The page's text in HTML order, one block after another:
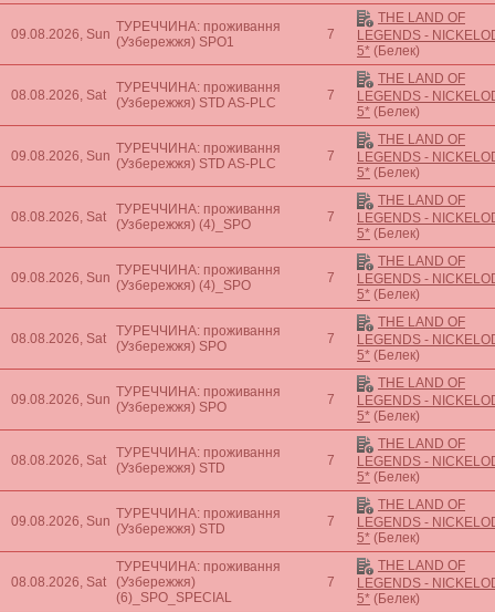
09.08.2026, Sun ТУРЕЧЧИНА: проживання
(Узбережжя) SPO1 7
THE LAND OF
LEGENDS -
5* (Белек)
08.08.2026, Sat
ТУРЕЧЧИНА: проживання
(Узбережжя) STD AS-PLC 7
THE LAND OF
LEGENDS -
5* (Белек)
09.08.2026, Sun ТУРЕЧЧИНА: проживання
(Узбережжя) STD AS-PLC 7
THE LAND OF
LEGENDS -
5* (Белек)
08.08.2026, Sat
ТУРЕЧЧИНА: проживання
(Узбережжя) (4)_SPO 7
THE LAND OF
LEGENDS -
5* (Белек)
09.08.2026, Sun ТУРЕЧЧИНА: проживання
(Узбережжя) (4)_SPO 7
THE LAND OF
LEGENDS -
5* (Белек)
08.08.2026, Sat
ТУРЕЧЧИНА: проживання
(Узбережжя) SPO 7
THE LAND OF
LEGENDS -
5* (Белек)
09.08.2026, Sun ТУРЕЧЧИНА: проживання
(Узбережжя) SPO 7
THE LAND OF
LEGENDS -
5* (Белек)
08.08.2026, Sat
ТУРЕЧЧИНА: проживання
(Узбережжя) STD 7
THE LAND OF
LEGENDS -
5* (Белек)
09.08.2026, Sun ТУРЕЧЧИНА: проживання
(Узбережжя) STD 7
THE LAND OF
LEGENDS -
5* (Белек)
08.08.2026, Sat
ТУРЕЧЧИНА: проживання
(Узбережжя)
(6)_SPO_SPECIAL
7
THE LAND OF
LEGENDS -
5* (Белек)